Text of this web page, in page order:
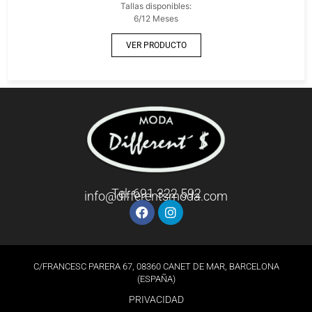
Tallas disponibles:
6/12 Meses
VER PRODUCTO
Tel: 691 322 592
info@differentsmoda.com
C/FRANCESC PARERA 67, 08360 CANET DE MAR, BARCELONA
(ESPAÑA)
PRIVACIDAD